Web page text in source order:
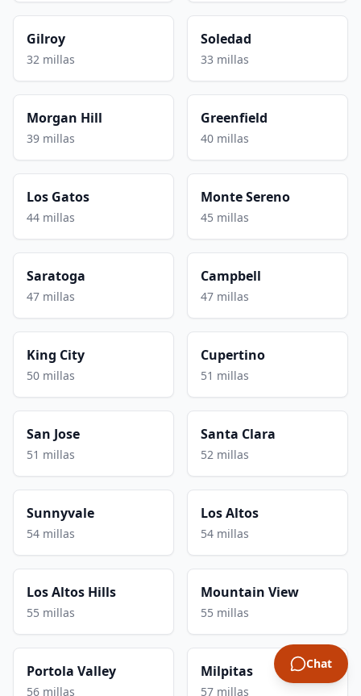
Gilroy
32 millas
Soledad
33 millas
Morgan Hill
39 millas
Greenfield
40 millas
Los Gatos
44 millas
Monte Sereno
45 millas
Saratoga
47 millas
Campbell
47 millas
King City
50 millas
Cupertino
51 millas
San Jose
51 millas
Santa Clara
52 millas
Sunnyvale
54 millas
Los Altos
54 millas
Los Altos Hills
55 millas
Mountain View
55 millas
Portola Valley
56 millas
Milpitas
57 millas
Chat